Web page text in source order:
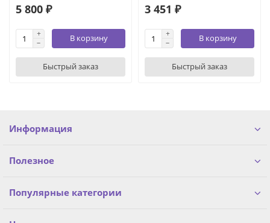
5 800 ₽
В корзину
Быстрый заказ
3 451 ₽
В корзину
Быстрый заказ
Информация
Полезное
Популярные категории